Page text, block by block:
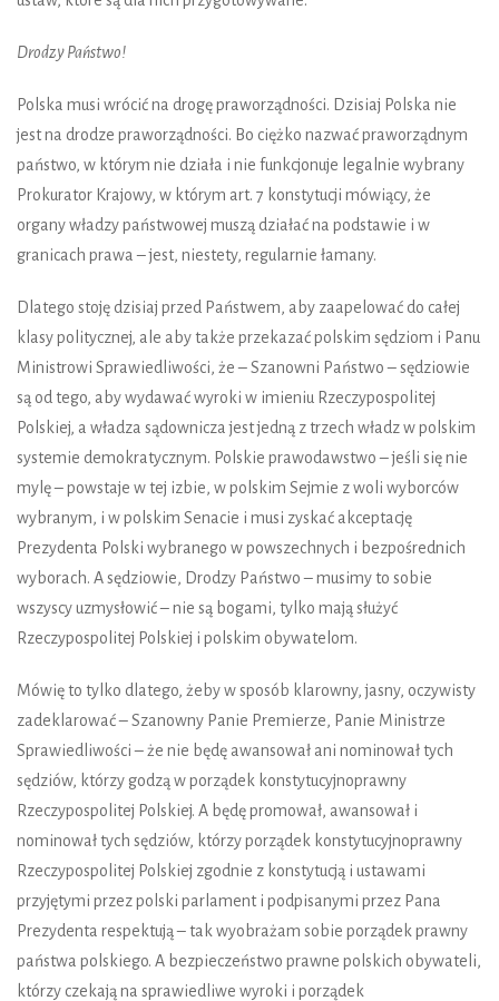
Drodzy Państwo!
Polska musi wrócić na drogę praworządności. Dzisiaj Polska nie
jest na drodze praworządności. Bo ciężko nazwać praworządnym
państwo, w którym nie działa i nie funkcjonuje legalnie wybrany
Prokurator Krajowy, w którym art. 7 konstytucji mówiący, że
organy władzy państwowej muszą działać na podstawie i w
granicach prawa – jest, niestety, regularnie łamany.
Dlatego stoję dzisiaj przed Państwem, aby zaapelować do całej
klasy politycznej, ale aby także przekazać polskim sędziom i Panu
Ministrowi Sprawiedliwości, że – Szanowni Państwo – sędziowie
są od tego, aby wydawać wyroki w imieniu Rzeczypospolitej
Polskiej, a władza sądownicza jest jedną z trzech władz w polskim
systemie demokratycznym. Polskie prawodawstwo – jeśli się nie
mylę – powstaje w tej izbie, w polskim Sejmie z woli wyborców
wybranym, i w polskim Senacie i musi zyskać akceptację
Prezydenta Polski wybranego w powszechnych i bezpośrednich
wyborach. A sędziowie, Drodzy Państwo – musimy to sobie
wszyscy uzmysłowić – nie są bogami, tylko mają służyć
Rzeczypospolitej Polskiej i polskim obywatelom.
Mówię to tylko dlatego, żeby w sposób klarowny, jasny, oczywisty
zadeklarować – Szanowny Panie Premierze, Panie Ministrze
Sprawiedliwości – że nie będę awansował ani nominował tych
sędziów, którzy godzą w porządek konstytucyjnoprawny
Rzeczypospolitej Polskiej. A będę promował, awansował i
nominował tych sędziów, którzy porządek konstytucyjnoprawny
Rzeczypospolitej Polskiej zgodnie z konstytucją i ustawami
przyjętymi przez polski parlament i podpisanymi przez Pana
Prezydenta respektują – tak wyobrażam sobie porządek prawny
państwa polskiego. A bezpieczeństwo prawne polskich obywateli,
którzy czekają na sprawiedliwe wyroki i porządek